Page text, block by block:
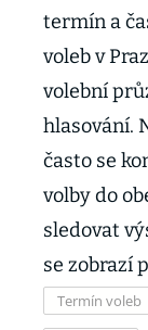
termín a
voleb v
volební
hlasování.
často se
volby do
sledovat
se zobrazí
Termín voleb